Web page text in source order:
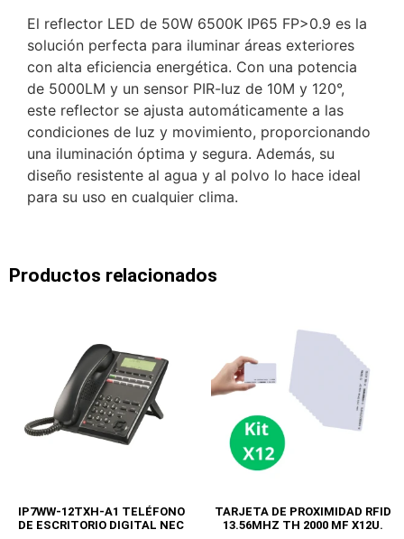
El reflector LED de 50W 6500K IP65 FP>0.9 es la
solución perfecta para iluminar áreas exteriores
con alta eficiencia energética. Con una potencia
de 5000LM y un sensor PIR-luz de 10M y 120°,
este reflector se ajusta automáticamente a las
condiciones de luz y movimiento, proporcionando
una iluminación óptima y segura. Además, su
diseño resistente al agua y al polvo lo hace ideal
para su uso en cualquier clima.
Productos relacionados
IP7WW-12TXH-A1 TELÉFONO
DE ESCRITORIO DIGITAL NEC
TARJETA DE PROXIMIDAD RFID
13.56MHZ TH 2000 MF X12U.